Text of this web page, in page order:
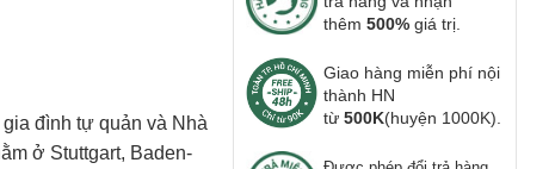
thêm 500% giá trị.
Giao hàng miễn phí nội
thành HN
từ 500K(huyện 1000K).
gia đình tự quản và Nhà
ở Stuttgart, Baden-